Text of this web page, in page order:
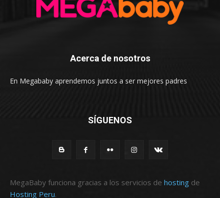
Acerca de nosotros
En Megababy aprendemos juntos a ser mejores padres
SÍGUENOS
MegaBaby funciona gracias a los servicios de hosting de
Hosting Peru.